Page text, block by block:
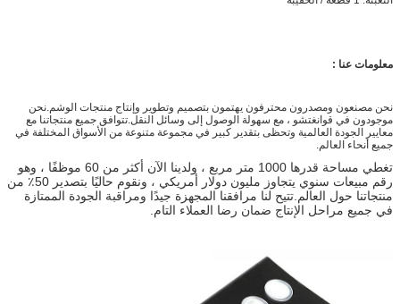
معلومات عنا :
نحن مصنعون ومصدرون محترفون يهتمون بتصميم وتطوير وإنتاج منتجات الوشم.نحن
موجودون في قوانغتشو ، مع سهولة الوصول إلى وسائل النقل.تتوافق جميع منتجاتنا مع
معايير الجودة العالمية وتحظى بتقدير كبير في مجموعة متنوعة من الأسواق المختلفة في
جميع أنحاء العالم.
تغطي مساحة قدرها 1000 متر مربع ، ولدينا الآن أكثر من 60 موظفًا ، وهو
رقم مبيعات سنوي يتجاوز مليون دولار أمريكي ، ونقوم حاليًا بتصدير 50٪ من
منتجاتنا حول العالم.تتيح لنا مرافقنا المجهزة جيدًا ومراقبة الجودة الممتازة
في جميع مراحل الإنتاج ضمان رضا العملاء التام.